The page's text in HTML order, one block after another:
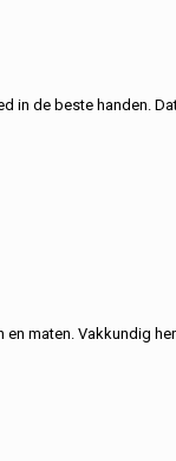
in de beste handen.
en maten. Vakkundig